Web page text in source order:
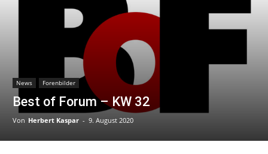
News Forenbilder
Best of Forum – KW 32
Von Herbert Kaspar - 9. August 2020